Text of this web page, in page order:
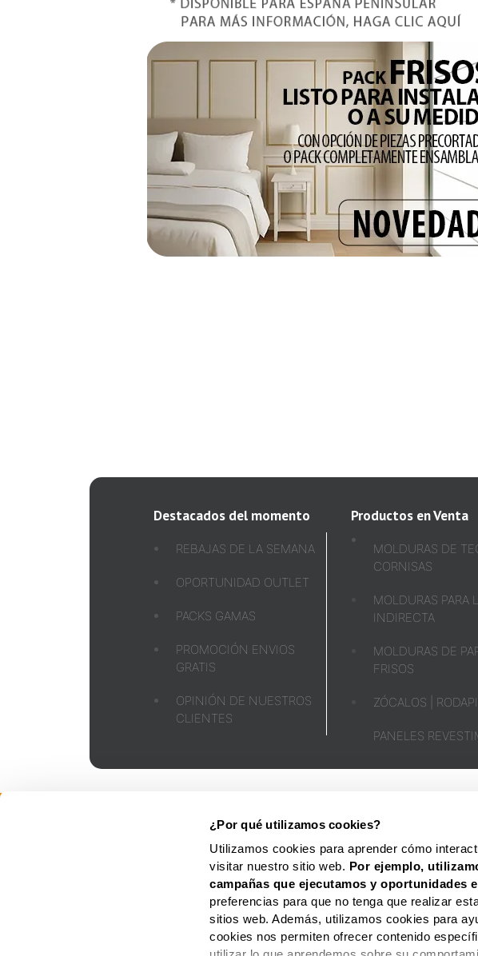
¿Por qué utilizamos cookies?
Utilizamos cookies para aprender cómo
visitar nuestro sitio web. Por ejemplo,
campañas que ejecutamos y oportunidades
preferencias para que no tenga que realizar
sitios web. Además, utilizamos cookies para
cookies nos permiten ofrecer contenido
Destacados del momento
REBAJAS DE LA SEMANA
OPORTUNIDAD OUTLET
PACKS GAMAS
PROMOCIÓN ENVIOS
GRATIS
OPINIÓN DE NUESTROS
CLIENTES
Productos en Venta
MOLDURAS DE
CORNISAS
MOLDURAS PARA
INDIRECTA
MOLDURAS DE
FRISOS
ZÓCALOS |
PANELES